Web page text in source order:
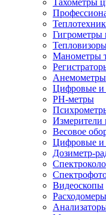
Тахометры
Гигрометры
Манометры
Анемометры
Цифровые и
PH-метры
Измерители
Весовое
Цифровые и
Дозиметр-
Видеоскопы